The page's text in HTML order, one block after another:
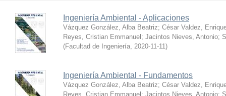
Ingeniería Ambiental - Aplicaciones
Vázquez González, Alba Beatriz; César Valdez,
Reyes, Cristian Emmanuel ; Jacintos Nieves, Antonio;
(Facultad de Ingeniería, 2020-11-11)
Ingeniería Ambiental - Fundamentos
Vázquez González, Alba Beatriz; César Valdez,
Reyes, Cristian Emmanuel ; Jacintos Nieves, Antonio;